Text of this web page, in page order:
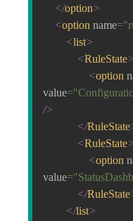
</option>
<option name
<list>
<RuleState>
<option
value
/>
</RuleState
<RuleState>
<option
value
</RuleState
</list>